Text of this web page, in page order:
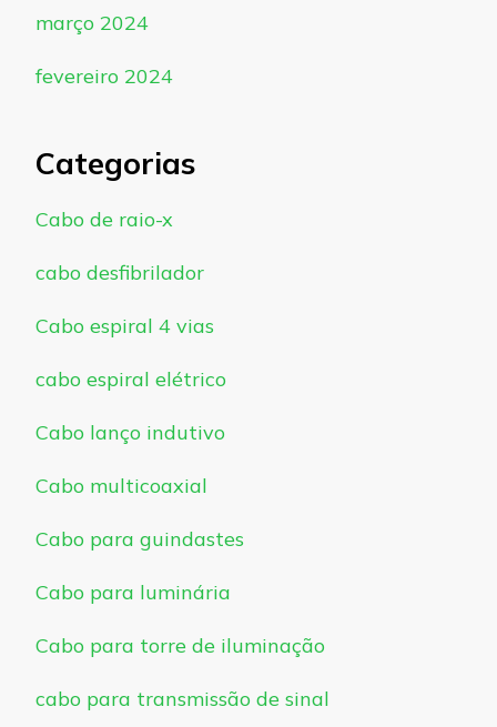
março 2024
fevereiro 2024
Categorias
Cabo de raio-x
cabo desfibrilador
Cabo espiral 4 vias
cabo espiral elétrico
Cabo lanço indutivo
Cabo multicoaxial
Cabo para guindastes
Cabo para luminária
Cabo para torre de iluminação
cabo para transmissão de sinal